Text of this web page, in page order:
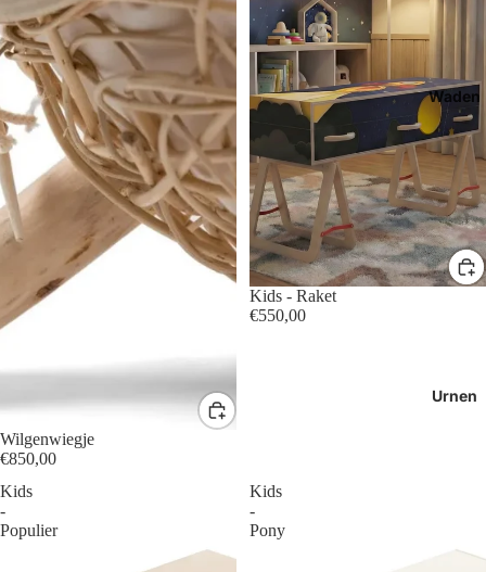
Waden
Urnen
Wilgenwiegje
€850,00
Kids - Raket
€550,00
Kids
-
Populier
Kids
-
Pony